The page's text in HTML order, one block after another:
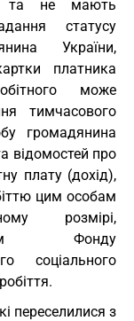
та не мають
статусу
України,
платника
може
тимчасового
громадянина
відомостей про
плату (дохід),
цим особам
розмірі,
Фонду
соціального
переселилися з